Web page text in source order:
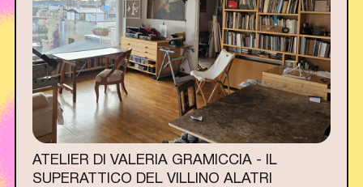
ATELIER DI VALERIA GRAMICCIA - IL
SUPERATTICO DEL VILLINO ALATRI